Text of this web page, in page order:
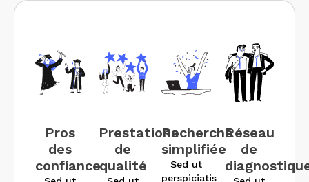
Pros
des
confiance
Prestations
de
qualité
Recherche
simplifiée
Sed ut
perspiciatis
Réseau
de